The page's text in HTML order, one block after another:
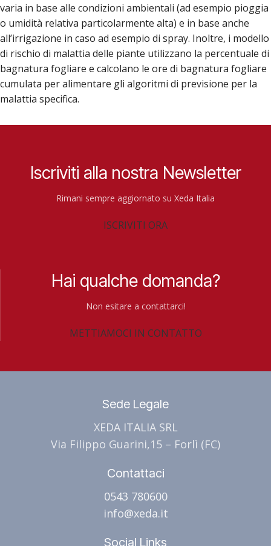
varia in base alle condizioni ambientali (ad esempio pioggia
o umidità relativa particolarmente alta) e in base anche
all’irrigazione in caso ad esempio di spray. Inoltre, i modello
di rischio di malattia delle piante utilizzano la percentuale di
bagnatura fogliare e calcolano le ore di bagnatura fogliare
cumulata per alimentare gli algoritmi di previsione per la
malattia specifica.
Iscriviti alla nostra Newsletter
Rimani sempre aggiornato su Xeda Italia
ISCRIVITI ORA
Hai qualche domanda?
Non esitare a contattarci!
METTIAMOCI IN CONTATTO
Sede Legale
XEDA ITALIA SRL
Via Filippo Guarini,15 – Forlì (FC)
Contattaci
0543 780600
info@xeda.it
Social Links